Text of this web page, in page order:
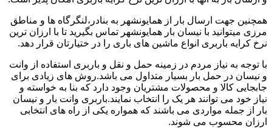
همچنین جهت ارسال بار از همایونشهر به بنادر،لنگرگاه ها و مناطق
مرزی میتوانید با نیسان بار همایونشهر تماس بگیرید تا با ارزان ترین
نرخ کرایه باربری انواع ماشین های باری را در ختیارتان قرار دهد.
با توجه به نیاز مردم در زمینه حمل و نقل و باربری استفاده از وانت
و نیسان در حمل بار بسیار متداول می باشد.روش های زیادی برای
جابجایی کالا و محصولات مشتریان وجود دارد که بنا به خواسته و
نیاز خود می توانند هر یک را انتخاب نمایند.باربری وانت بار و نیسان
بار از جمله مواردی می باشند که همواره یکی از راه های انتخابی
ارزان محسوب می شوند.